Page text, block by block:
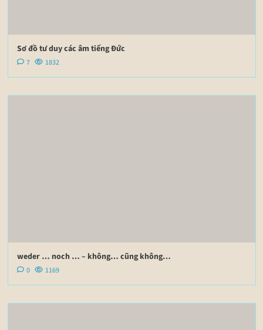
Sơ đồ tư duy các âm tiếng Đức
7 1832
weder … noch … – không… cũng không…
0 1169